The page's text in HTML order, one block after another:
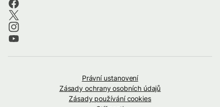
Právní ustanovení
Zásady ochrany osobních údajů
Zásady používání cookies